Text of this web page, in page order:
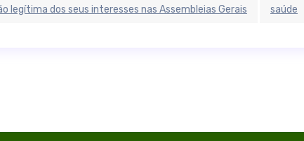
legítima dos seus interesses nas Assembleias Gerais saúde